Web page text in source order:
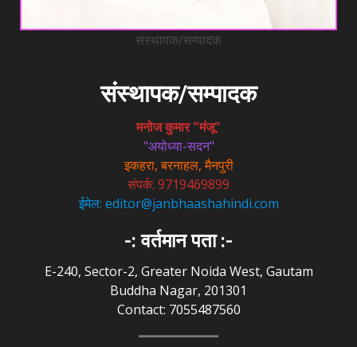
संस्थापक/सम्पादक
संस्थापक/सम्पादक
मनोज कुमार "मंजू"
"अयोध्या-सदन"
इकहरा, बरनाहल, मैनपुरी
संपर्क: 9719469899
ईमेल: editor@janbhaashahindi.com
-: वर्तमान पता :-
E-240, Sector-2, Greater Noida West, Gautam
Buddha Nagar, 201301
Contact: 7055487560